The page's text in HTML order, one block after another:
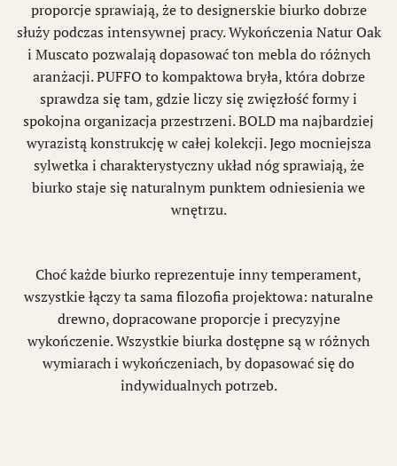
proporcje sprawiają, że to designerskie biurko dobrze
służy podczas intensywnej pracy. Wykończenia Natur Oak
i Muscato pozwalają dopasować ton mebla do różnych
aranżacji. PUFFO to kompaktowa bryła, która dobrze
sprawdza się tam, gdzie liczy się zwięzłość formy i
spokojna organizacja przestrzeni. BOLD ma najbardziej
wyrazistą konstrukcję w całej kolekcji. Jego mocniejsza
sylwetka i charakterystyczny układ nóg sprawiają, że
biurko staje się naturalnym punktem odniesienia we
wnętrzu.
Choć każde biurko reprezentuje inny temperament,
wszystkie łączy ta sama filozofia projektowa: naturalne
drewno, dopracowane proporcje i precyzyjne
wykończenie. Wszystkie biurka dostępne są w różnych
wymiarach i wykończeniach, by dopasować się do
indywidualnych potrzeb.